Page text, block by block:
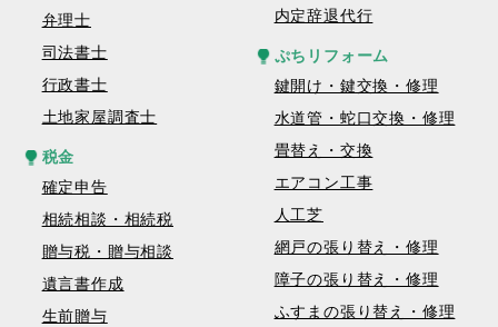
弁理士
司法書士
行政書士
土地家屋調査士
税金
確定申告
相続相談・相続税
贈与税・贈与相談
遺言書作成
生前贈与
内定辞退代行
ぷちリフォーム
鍵開け・鍵交換・修理
水道管・蛇口交換・修理
畳替え・交換
エアコン工事
人工芝
網戸の張り替え・修理
障子の張り替え・修理
ふすまの張り替え・修理